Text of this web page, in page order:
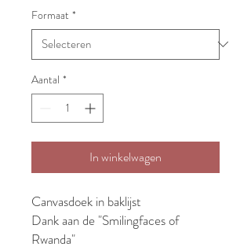
Formaat *
Aantal *
In winkelwagen
Canvasdoek in baklijst
Dank aan de "Smilingfaces of
Rwanda"